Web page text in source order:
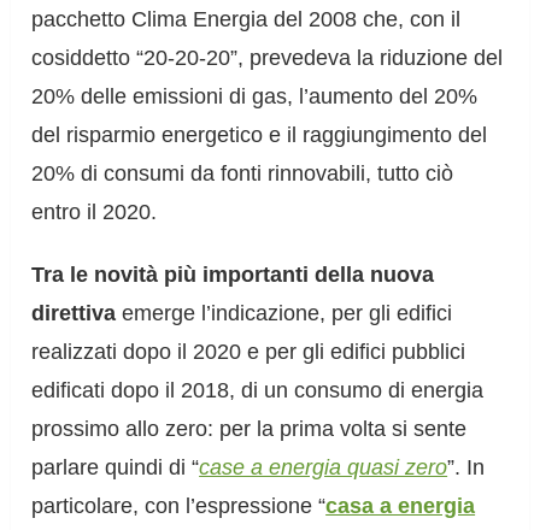
pacchetto Clima Energia del 2008 che, con il
cosiddetto “20-20-20”, prevedeva la riduzione del
20% delle emissioni di gas, l’aumento del 20%
del risparmio energetico e il raggiungimento del
20% di consumi da fonti rinnovabili, tutto ciò
entro il 2020.
Tra le novità più importanti della nuova
direttiva emerge l’indicazione, per gli edifici
realizzati dopo il 2020 e per gli edifici pubblici
edificati dopo il 2018, di un consumo di energia
prossimo allo zero: per la prima volta si sente
parlare quindi di “case a energia quasi zero”. In
particolare, con l’espressione “casa a energia